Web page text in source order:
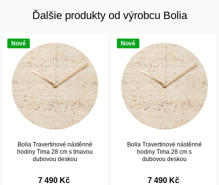
Ďalšie produkty od výrobcu Bolia
Nové
Bolia Travertinové nástěnné
hodiny Tima 28 cm s tmavou
dubovou deskou
7 490 Kč
Nové
Bolia Travertinové nástěnné
hodiny Tima 28 cm s
dubovou deskou
7 490 Kč